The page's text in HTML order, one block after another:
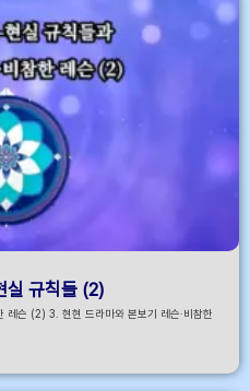
규칙들 (2)
레슨 (2) 3. 현현 드라마와 본보기 레슨·비참한